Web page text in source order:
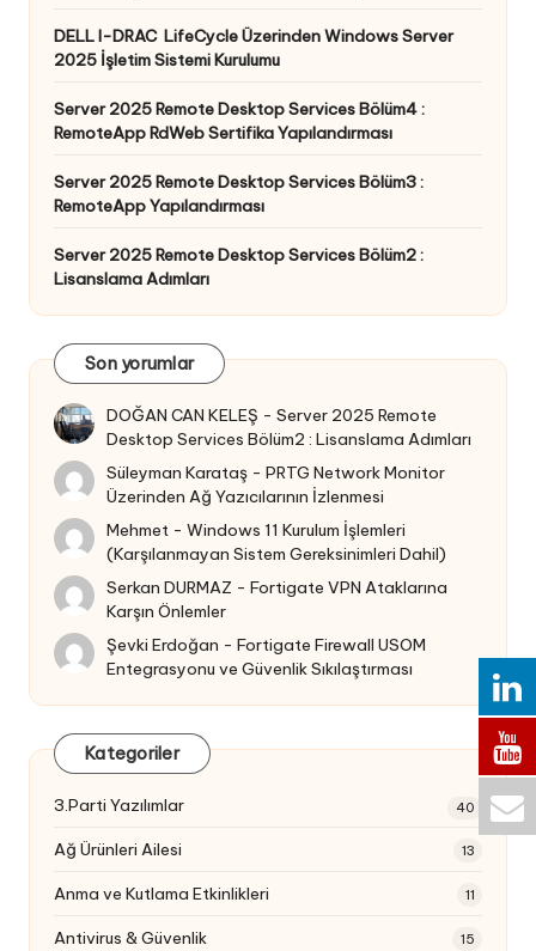
DELL I-DRAC LifeCycle Üzerinden Windows Server
2025 İşletim Sistemi Kurulumu
Server 2025 Remote Desktop Services Bölüm4 :
RemoteApp RdWeb Sertifika Yapılandırması
Server 2025 Remote Desktop Services Bölüm3 :
RemoteApp Yapılandırması
Server 2025 Remote Desktop Services Bölüm2 :
Lisanslama Adımları
Son yorumlar
DOĞAN CAN KELEŞ -Server 2025 Remote
Desktop Services Bölüm2 : Lisanslama Adımları
Süleyman Karataş -PRTG Network Monitor
Üzerinden Ağ Yazıcılarının İzlenmesi
Mehmet -Windows 11 Kurulum İşlemleri
(Karşılanmayan Sistem Gereksinimleri Dahil)
Serkan DURMAZ -Fortigate VPN Ataklarına
Karşın Önlemler
Şevki Erdoğan -Fortigate Firewall USOM
Entegrasyonu ve Güvenlik Sıkılaştırması
Kategoriler
3.Parti Yazılımlar 40
Ağ Ürünleri Ailesi 13
Anma ve Kutlama Etkinlikleri 11
Antivirus & Güvenlik 15